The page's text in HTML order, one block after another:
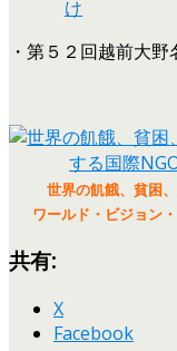
け
・第５２回越前大
世界の飢餓、貧困
ワールド・ビジョ
共有:
X
Facebook